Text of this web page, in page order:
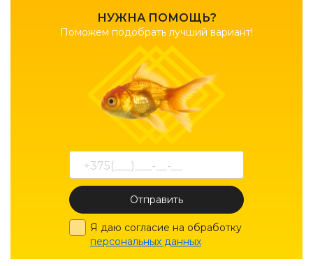
НУЖНА ПОМОЩЬ?
Поможем подобрать лучший вариант!
Отправить
Я даю согласие на обработку
персональных данных